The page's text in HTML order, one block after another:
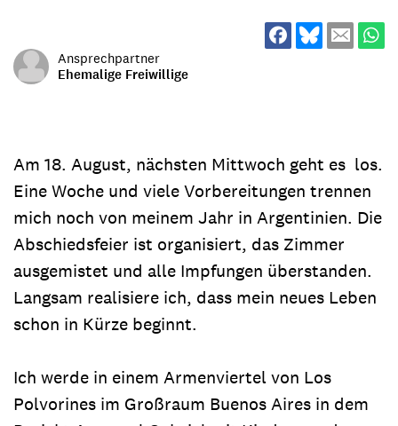
Ansprechpartner
Ehemalige Freiwillige
Am 18. August, nächsten Mittwoch geht es los.
Eine Woche und viele Vorbereitungen trennen
mich noch von meinem Jahr in Argentinien. Die
Abschiedsfeier ist organisiert, das Zimmer
ausgemistet und alle Impfungen überstanden.
Langsam realisiere ich, dass mein neues Leben
schon in Kürze beginnt.
Ich werde in einem Armenviertel von Los
Polvorines im Großraum Buenos Aires in dem